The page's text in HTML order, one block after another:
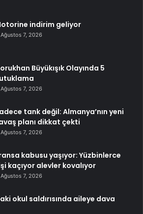
indirim geliyor
Ağustos 7, 2026
Büyükışık Olayında 5
Ağustos 7, 2026
tank değil: Almanya’nın yeni
planı dikkat çekti
Ağustos 7, 2026
kabusu yaşıyor: Yüzbinlerce
kaçıyor alevler kovalıyor
Ağustos 7, 2026
okul saldırısında aileye dava